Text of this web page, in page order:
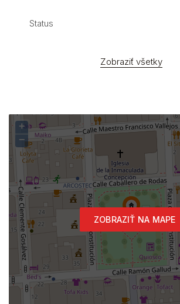
Status
Zobraziť všetky
ZOBRAZIŤ NA MAPE
+
−